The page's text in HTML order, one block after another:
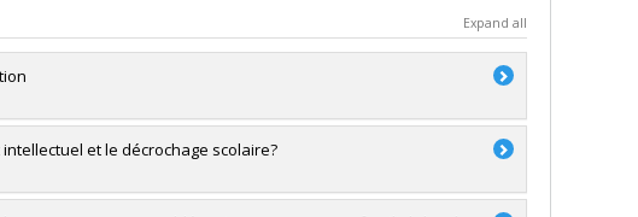
Expand all
et le décrochage scolaire?